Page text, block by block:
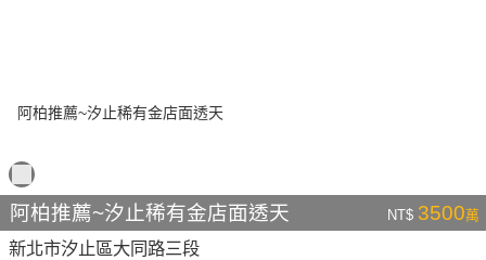
阿柏推薦~汐止稀有金店面透天 NT$ 3500萬
新北市汐止區大同路三段